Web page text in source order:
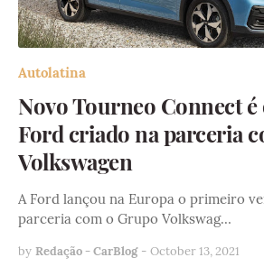
Autolatina
Novo Tourneo Connect
Ford criado na parceria
Volkswagen
A Ford lançou na Europa o primeiro
parceria com o Grupo Volkswag…
by Redação - CarBlog - October 13, 2021